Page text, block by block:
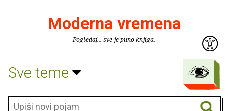
Moderna vremena
Pogledaj... sve je puno knjiga.
Sve teme